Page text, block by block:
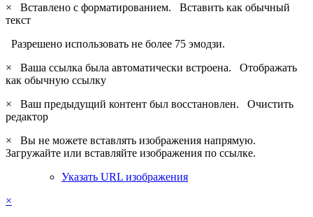
×
Вставлено с форматированием. Вставить как обычный
текст
Разрешено использовать не более 75 эмодзи.
×
Ваша ссылка была автоматически встроена. Отображать
как обычную ссылку
×
Ваш предыдущий контент был восстановлен. Очистить
редактор
×
Вы не можете вставлять изображения напрямую.
Загружайте или вставляйте изображения по ссылке.
Указать URL изображения
×